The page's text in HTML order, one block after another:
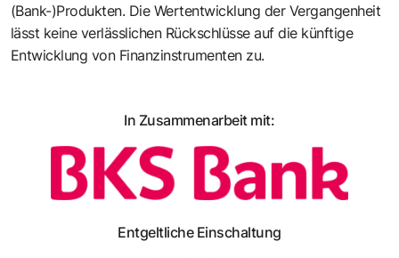
(Bank-)Produkten. Die Wertentwicklung der Vergangenheit
lässt keine verlässlichen Rückschlüsse auf die künftige
Entwicklung von Finanzinstrumenten zu.
In Zusammenarbeit mit:
Entgeltliche Einschaltung